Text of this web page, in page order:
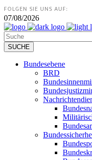
FOLGEN SIE UNS AUF:
07/08/2026
Bundesebene
BRD